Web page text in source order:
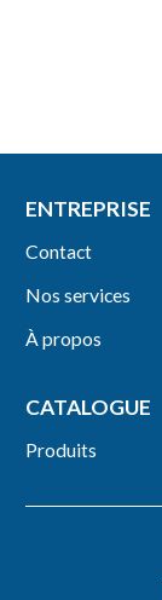
ENTREPRISE
Contact
Nos services
À propos
CATALOGUE
Produits